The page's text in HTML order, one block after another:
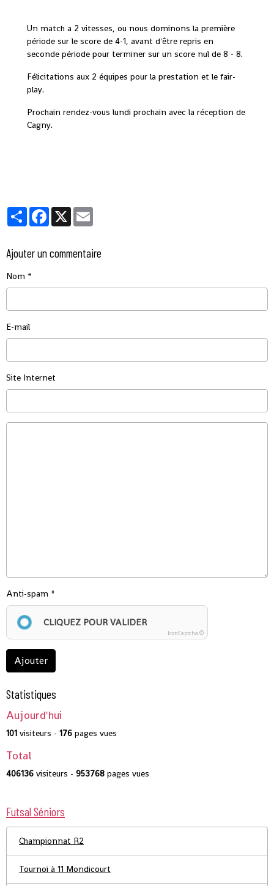
Un match a 2 vitesses, ou nous dominons la première
période sur le score de 4-1, avant d'être repris en
seconde période pour terminer sur un score nul de 8 - 8.
Félicitations aux 2 équipes pour la prestation et le fair-
play.
Prochain rendez-vous lundi prochain avec la réception de
Cagny.
PartagerFacebook
X
Ajouter un commentaire
Nom
E-mail
Site Internet
Anti-spam
CLIQUEZ POUR VALIDER
IconCaptcha ©
Ajouter
Statistiques
Aujourd'hui
101 visiteurs - 176 pages vues
Total
406136 visiteurs - 953768 pages vues
Futsal Séniors
Championnat R2
Tournoi à 11 Mondicourt